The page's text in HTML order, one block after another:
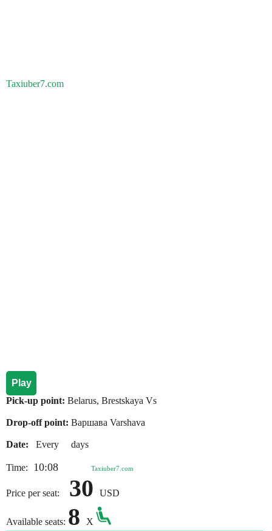
Taxiuber7.com
Play
Pick-up point: Belarus, Brestskaya Vs
Drop-off point: Варшава Varshava
Date: Every days
Time: 10:08 Taxiuber7.com
Price per seat: 30 USD
Available seats: 8
X